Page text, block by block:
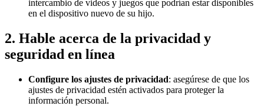
intercambio de videos y juegos que podrían estar disponibles
en el dispositivo nuevo de su hijo.
2. Hable acerca de la privacidad y
seguridad en línea
Configure los ajustes de privacidad: asegúrese de que los
ajustes de privacidad estén activados para proteger la
información personal.